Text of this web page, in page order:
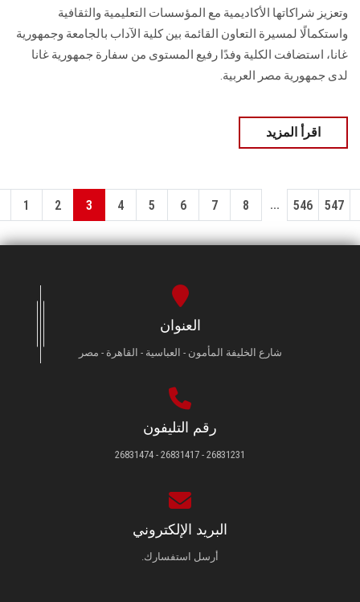
وتعزيز شراكاتها الأكاديمية مع المؤسسات التعليمية والثقافية
واستكمالًا لمسيرة التعاون القائمة بين كلية الآداب بالجامعة وجمهورية
غانا، استضافت الكلية وفدًا رفيع المستوى من سفارة جمهورية غانا
لدى جمهورية مصر العربية.
اقرأ المزيد
1 2 3 4 5 6 7 8 ... 546 547
العنوان
شارع الخليفة المأمون - العباسية - القاهرة - مصر
رقم التليفون
26831231 - 26831417 - 26831474
البريد الإلكتروني
أرسل استفسارك.